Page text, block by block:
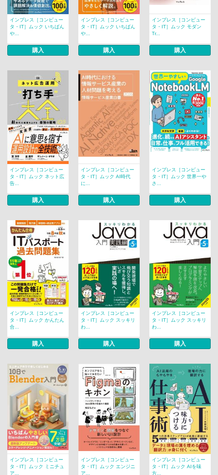
インプレス［コンピュー
タ・IT］ムック いちばん
や...
購入
インプレス［コンピュー
タ・IT］ムック いちばん
や...
購入
インプレス［コンピュー
タ・IT］ムック モダン
Tr...
購入
インプレス［コンピュー
タ・IT］ムック ネット広
告...
購入
インプレス［コンピュー
タ・IT］ムック AI時代
に...
購入
インプレス［コンピュー
タ・IT］ムック 世界一や
さ...
購入
インプレス［コンピュー
タ・IT］ムック かんたん
合...
購入
インプレス［コンピュー
タ・IT］ムック スッキリ
わ...
購入
インプレス［コンピュー
タ・IT］ムック スッキリ
わ...
購入
インプレス［コンピュー
タ・IT］ムック ミニチュ
ア...
インプレス［コンピュー
タ・IT］ムック エンジニ
ア...
インプレス［コンピュー
タ・IT］ムック AIを味
方...